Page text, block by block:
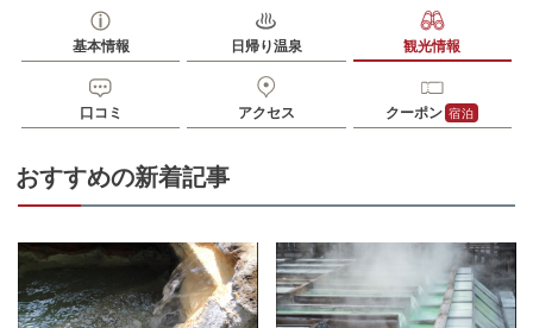
基本情報 日帰り温泉 観光情報
口コミ アクセス クーポン 宿泊
おすすめの新着記事